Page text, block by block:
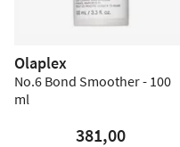
Olaplex
No.6 Bond Smoother - 100
ml
381,00